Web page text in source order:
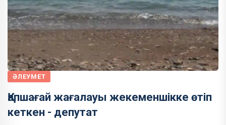
ӘЛЕУМЕТ
Қапшағай жағалауы жекеменшікке өтіп
кеткен - депутат